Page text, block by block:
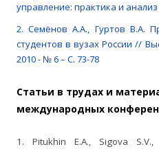
управление: практика и анализ
2. Семёнов А.А., Гуртов В.А.
студентов в вузах России //
2010 - № 6 – С. 73-78
Статьи в трудах и
международных
1. Pitukhin E.A., Sigova